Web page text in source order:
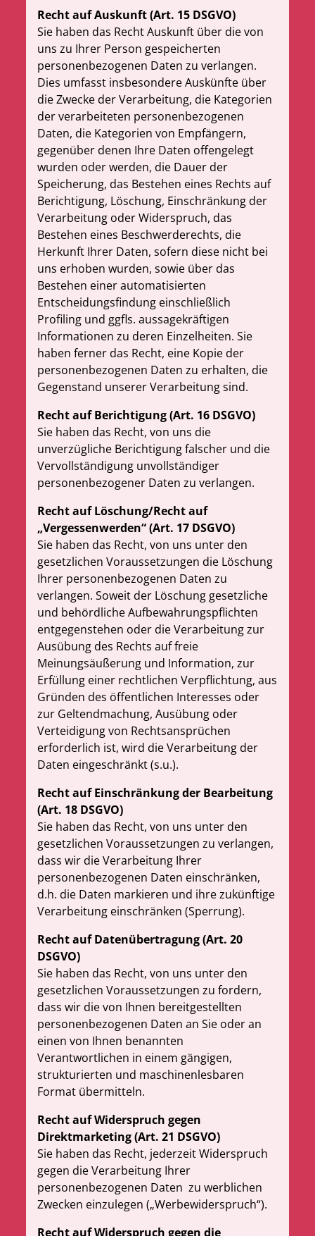
Recht auf Auskunft (Art. 15 DSGVO)
Sie haben das Recht Auskunft über die von
uns zu Ihrer Person gespeicherten
personenbezogenen Daten zu verlangen.
Dies umfasst insbesondere Auskünfte über
die Zwecke der Verarbeitung, die Kategorien
der verarbeiteten personenbezogenen
Daten, die Kategorien von Empfängern,
gegenüber denen Ihre Daten offengelegt
wurden oder werden, die Dauer der
Speicherung, das Bestehen eines Rechts auf
Berichtigung, Löschung, Einschränkung der
Verarbeitung oder Widerspruch, das
Bestehen eines Beschwerderechts, die
Herkunft Ihrer Daten, sofern diese nicht bei
uns erhoben wurden, sowie über das
Bestehen einer automatisierten
Entscheidungsfindung einschließlich
Profiling und ggfls. aussagekräftigen
Informationen zu deren Einzelheiten. Sie
haben ferner das Recht, eine Kopie der
personenbezogenen Daten zu erhalten, die
Gegenstand unserer Verarbeitung sind.
Recht auf Berichtigung (Art. 16 DSGVO)
Sie haben das Recht, von uns die
unverzügliche Berichtigung falscher und die
Vervollständigung unvollständiger
personenbezogener Daten zu verlangen.
Recht auf Löschung/Recht auf
„Vergessenwerden“ (Art. 17 DSGVO)
Sie haben das Recht, von uns unter den
gesetzlichen Voraussetzungen die Löschung
Ihrer personenbezogenen Daten zu
verlangen. Soweit der Löschung gesetzliche
und behördliche Aufbewahrungspflichten
entgegenstehen oder die Verarbeitung zur
Ausübung des Rechts auf freie
Meinungsäußerung und Information, zur
Erfüllung einer rechtlichen Verpflichtung, aus
Gründen des öffentlichen Interesses oder
zur Geltendmachung, Ausübung oder
Verteidigung von Rechtsansprüchen
erforderlich ist, wird die Verarbeitung der
Daten eingeschränkt (s.u.).
Recht auf Einschränkung der Bearbeitung
(Art. 18 DSGVO)
Sie haben das Recht, von uns unter den
gesetzlichen Voraussetzungen zu verlangen,
dass wir die Verarbeitung Ihrer
personenbezogenen Daten einschränken,
d.h. die Daten markieren und ihre zukünftige
Verarbeitung einschränken (Sperrung).
Recht auf Datenübertragung (Art. 20
DSGVO)
Sie haben das Recht, von uns unter den
gesetzlichen Voraussetzungen zu fordern,
dass wir die von Ihnen bereitgestellten
personenbezogenen Daten an Sie oder an
einen von Ihnen benannten
Verantwortlichen in einem gängigen,
strukturierten und maschinenlesbaren
Format übermitteln.
Recht auf Widerspruch gegen
Direktmarketing (Art. 21 DSGVO)
Sie haben das Recht, jederzeit Widerspruch
gegen die Verarbeitung Ihrer
personenbezogenen Daten zu werblichen
Zwecken einzulegen („Werbewiderspruch“).
Recht auf Widerspruch gegen die